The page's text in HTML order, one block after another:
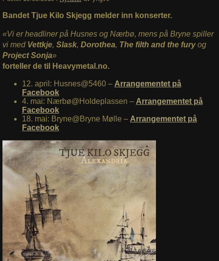
Bandet Tjue Kilo Skjegg melder inn konserter.
«Vi er headliner på Husnes og Nærbø, mens på Bryne spiller
vi med Vettkje, Slask, Dorothea, The filth and the furyog
Project Sonja»
forteller de til Heavymetal.no.
12. april: Husnes@5460 – Arrangementet på
Facebook
4. mai: Nærbø@Holdeplassen – Arrangementet på
Facebook
18. mai: Bryne@Bryne Mølle – Arrangementet på
Facebook